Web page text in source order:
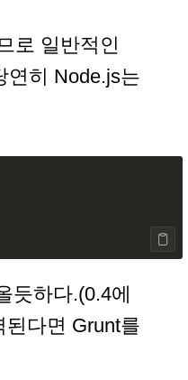
로 일반적인
연히 Node.js는
듯하다.(0.4에
다면 Grunt를